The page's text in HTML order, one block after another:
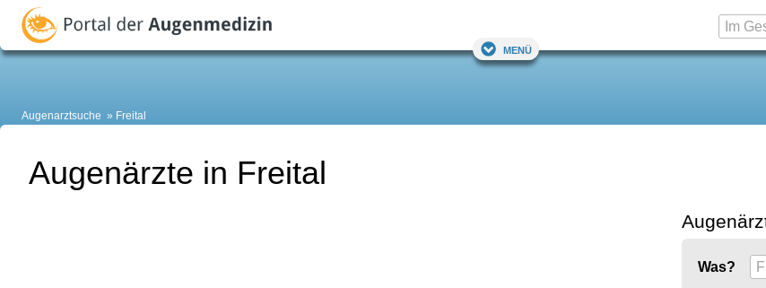
Menü
Augenarztsuche Freital
Augenärzte in Freital
Was?